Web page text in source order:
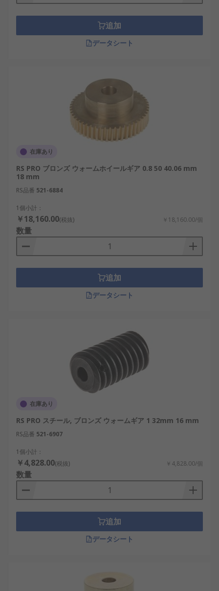
追加
データシート
在庫あり
RS PRO ブロンズ ウォームホイールギア 0.8 50 40.06 mm
18 mm
RS品番 521-6884
1個小計：
￥18,160.00(税抜) ￥18,160.00/個
数量
追加
データシート
在庫あり
RS PRO スチール, ブロンズ ウォームギア 1 32mm 16 mm
RS品番 521-6907
1個小計：
￥4,828.00(税抜) ￥4,828.00/個
数量
追加
データシート